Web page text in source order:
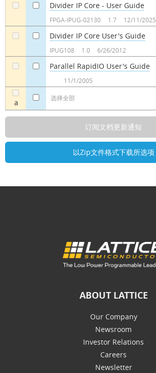
a 选择全部
Divider IP Core - User Guide
FPGA-IPUG-02130 1.7 12/11/2025
Divider IP Core User's Guide
IPUG108 1.0 6/26/2012
Parallel RapidIO User's Guide
11/1/2005
ABOUT LATTICE
Our Company
Newsroom
Investor Relations
Careers
Newsletter